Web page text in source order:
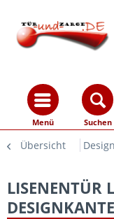
Menü Suchen
Übersicht
LISENENTÜR
DESIGNKANTE